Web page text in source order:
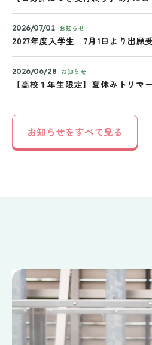
2026/07/01 お知らせ
2027年度入学生 7月1日より出願
2026/06/28 お知らせ
【高校１年生限定】夏休みトリマ
お知らせをすべて見る